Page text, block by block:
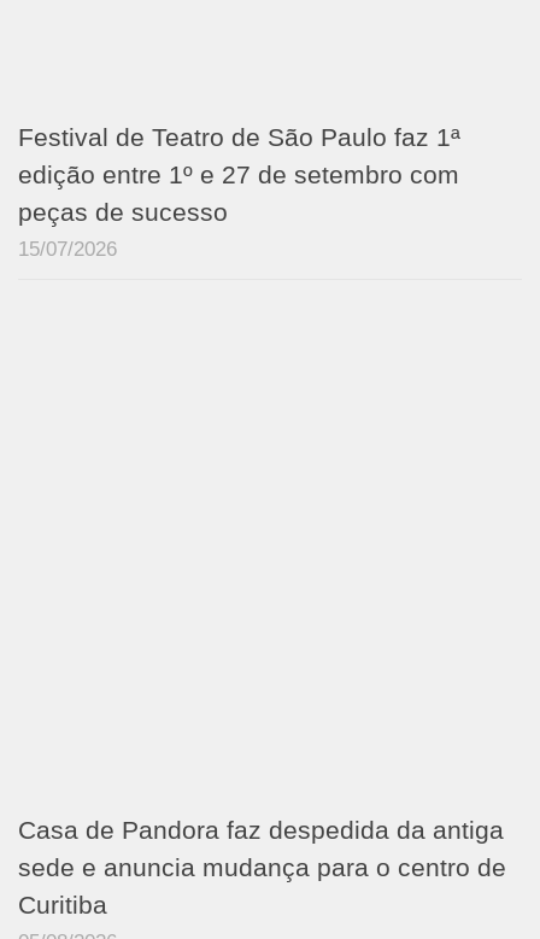
Festival de Teatro de São Paulo faz 1ª
edição entre 1º e 27 de setembro com
peças de sucesso
15/07/2026
Casa de Pandora faz despedida da antiga
sede e anuncia mudança para o centro de
Curitiba